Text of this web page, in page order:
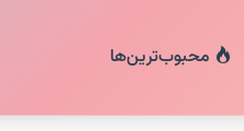
محبوب‌ترین‌ها